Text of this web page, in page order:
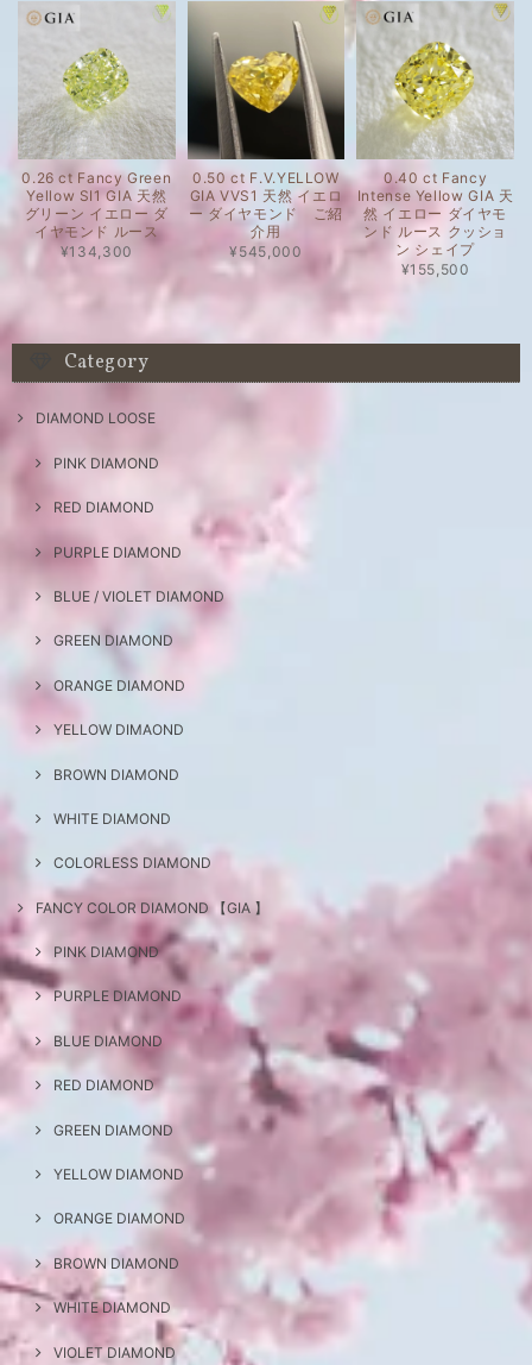
0.26 ct Fancy Green
Yellow SI1 GIA 天然
グリーン イエロー ダ
イヤモンド ルース
¥134,300
0.50 ct F.V.YELLOW
GIA VVS1 天然 イエロ
ー ダイヤモンド ご紹
介用
¥545,000
0.40 ct Fancy
Intense Yellow GIA 天
然 イエロー ダイヤモ
ンド ルース クッショ
ン シェイプ
¥155,500
Category
DIAMOND LOOSE
PINK DIAMOND
RED DIAMOND
PURPLE DIAMOND
BLUE / VIOLET DIAMOND
GREEN DIAMOND
ORANGE DIAMOND
YELLOW DIMAOND
BROWN DIAMOND
WHITE DIAMOND
COLORLESS DIAMOND
FANCY COLOR DIAMOND 【GIA 】
PINK DIAMOND
PURPLE DIAMOND
BLUE DIAMOND
RED DIAMOND
GREEN DIAMOND
YELLOW DIAMOND
ORANGE DIAMOND
BROWN DIAMOND
WHITE DIAMOND
VIOLET DIAMOND